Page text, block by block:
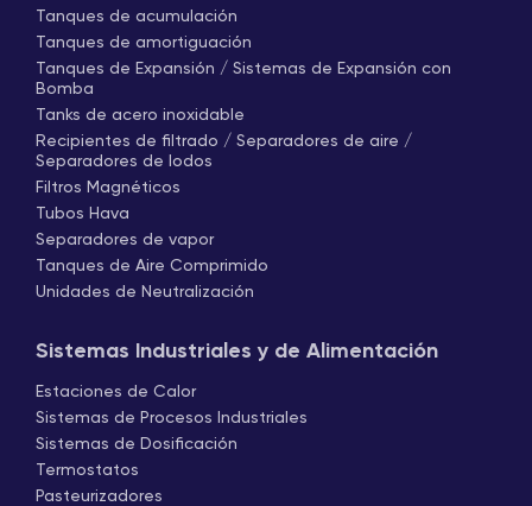
Tanques de acumulación
Tanques de amortiguación
Tanques de Expansión / Sistemas de Expansión con
Bomba
Tanks de acero inoxidable
Recipientes de filtrado / Separadores de aire /
Separadores de lodos
Filtros Magnéticos
Tubos Hava
Separadores de vapor
Tanques de Aire Comprimido
Unidades de Neutralización
Sistemas Industriales y de Alimentación
Estaciones de Calor
Sistemas de Procesos Industriales
Sistemas de Dosificación
Termostatos
Pasteurizadores